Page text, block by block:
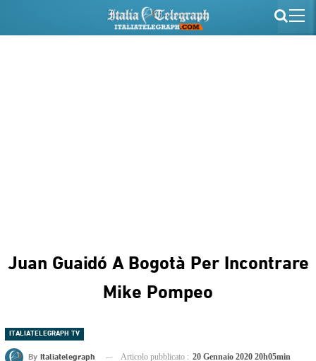
Juan Guaidó A Bogotà Per Incontrare
Mike Pompeo
ITALIATELEGRAPH TV
By Italiatelegraph Articolo pubblicato : 20 Gennaio 2020 20h05min